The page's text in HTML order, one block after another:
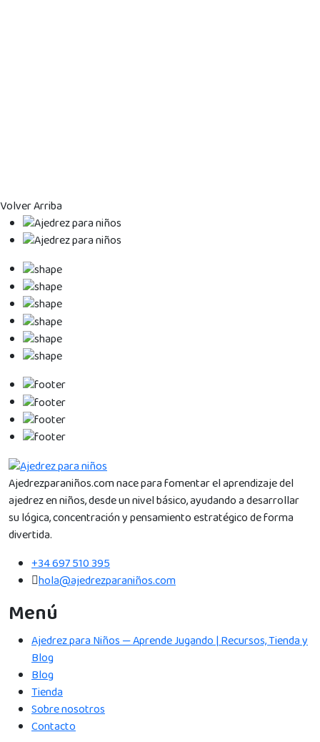
Volver Arriba
Ajedrezparaniños.com nace para fomentar el aprendizaje del
ajedrez en niños, desde un nivel básico, ayudando a desarrollar
su lógica, concentración y pensamiento estratégico de forma
divertida.
+34 697 510 395
hola@ajedrezparaniños.com
Menú
Ajedrez para Niños — Aprende Jugando | Recursos, Tienda y
Blog
Blog
Tienda
Sobre nosotros
Contacto